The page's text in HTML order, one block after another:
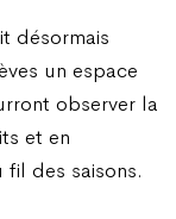
désormais
un espace
observer la
et en
des saisons.